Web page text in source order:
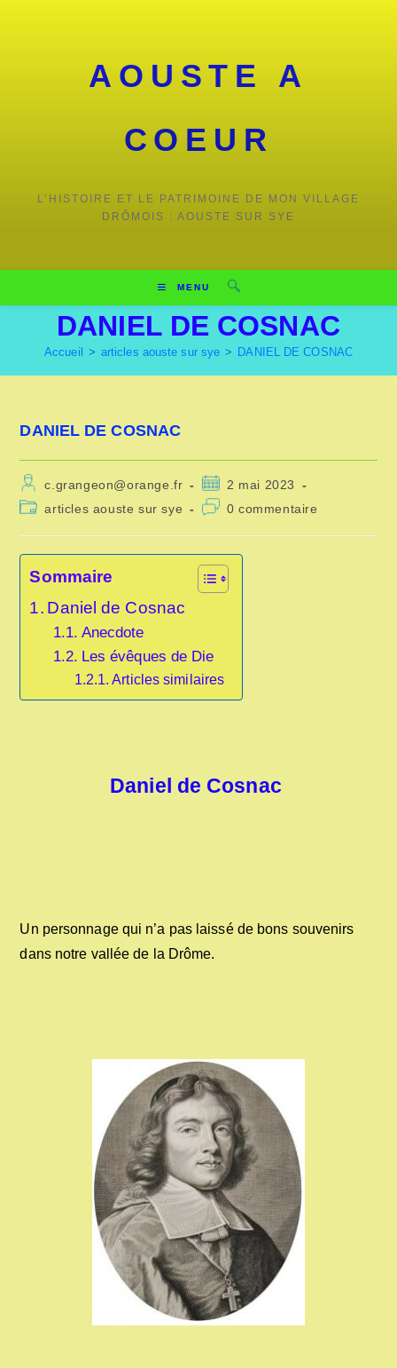
AOUSTE A
COEUR
L’HISTOIRE ET LE PATRIMOINE DE MON VILLAGE
DRÔMOIS : AOUSTE SUR SYE
MENU
DANIEL DE COSNAC
Accueil > articles aouste sur sye > DANIEL DE COSNAC
DANIEL DE COSNAC
Auteur/autrice
de
la
c.grangeon@orange.fr
Publication
publiée :
2 mai 2023
Postarticles aouste sur sye
Commentaires
la
publication :
0 commentaire
Sommaire
Daniel de Cosnac
Anecdote
Les évêques de Die
Articles similaires
Daniel de Cosnac
Un personnage qui n’a pas laissé de bons souvenirs
dans notre vallée de la Drôme.